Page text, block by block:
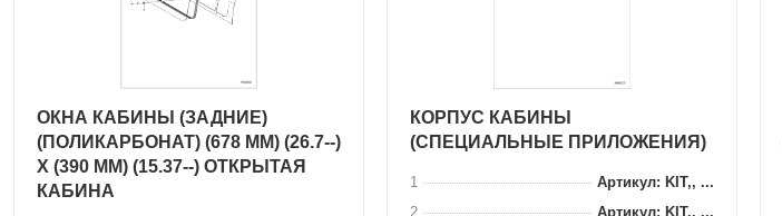
ОКНА КАБИНЫ (ЗАДНИЕ)
(ПОЛИКАРБОНАТ) (678 ММ) (26.7--)
X (390 ММ) (15.37--) ОТКРЫТАЯ
КАБИНА
КОРПУС КАБИНЫ
(СПЕЦИАЛЬНЫЕ ПРИЛОЖЕНИЯ)
1
Артикул: KIT,, ...
2
Артикул: KIT,, ...